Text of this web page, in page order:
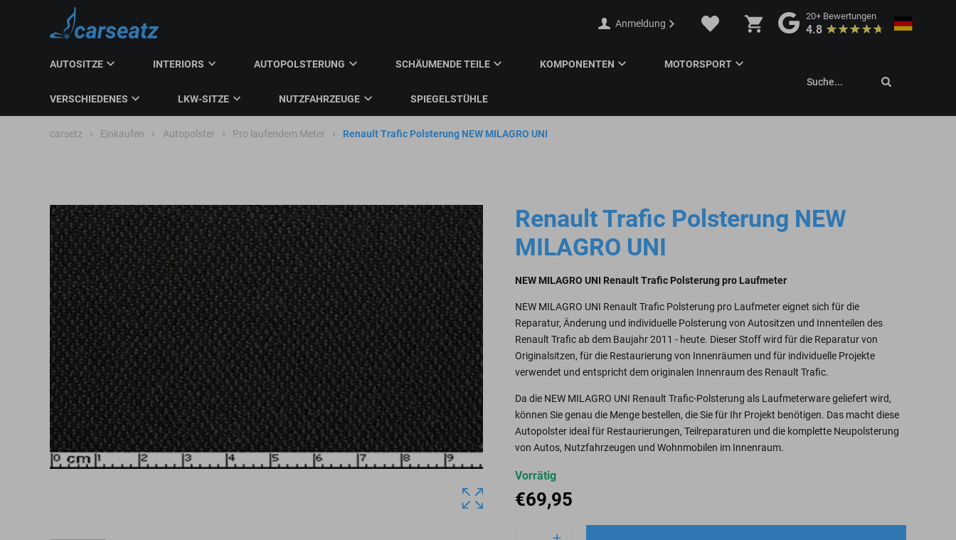
Anmeldung
20+Bewertungen
4.8
AUTOSITZE INTERIORS AUTOPOLSTERUNG SCHÄUMENDE TEILE KOMPONENTEN MOTORSPORT
VERSCHIEDENES LKW-SITZE NUTZFAHRZEUGE SPIEGELSTÜHLE
Suche...
carsetz Einkaufen Autopolster Pro laufendem Meter Renault Trafic Polsterung NEW MILAGRO UNI
Renault Trafic Polsterung NEW
MILAGRO UNI
NEW MILAGRO UNI Renault Trafic Polsterung pro Laufmeter
NEW MILAGRO UNI Renault Trafic Polsterung pro Laufmeter eignet sich für die
Reparatur, Änderung und individuelle Polsterung von Autositzen und Innenteilen des
Renault Trafic ab dem Baujahr 2011 - heute. Dieser Stoff wird für die Reparatur von
Originalsitzen, für die Restaurierung von Innenräumen und für individuelle Projekte
verwendet und entspricht dem originalen Innenraum des Renault Trafic.
Da die NEW MILAGRO UNI Renault Trafic-Polsterung als Laufmeterware geliefert wird,
können Sie genau die Menge bestellen, die Sie für Ihr Projekt benötigen. Das macht diese
Autopolster ideal für Restaurierungen, Teilreparaturen und die komplette Neupolsterung
von Autos, Nutzfahrzeugen und Wohnmobilen im Innenraum.
Vorrätig
€69,95